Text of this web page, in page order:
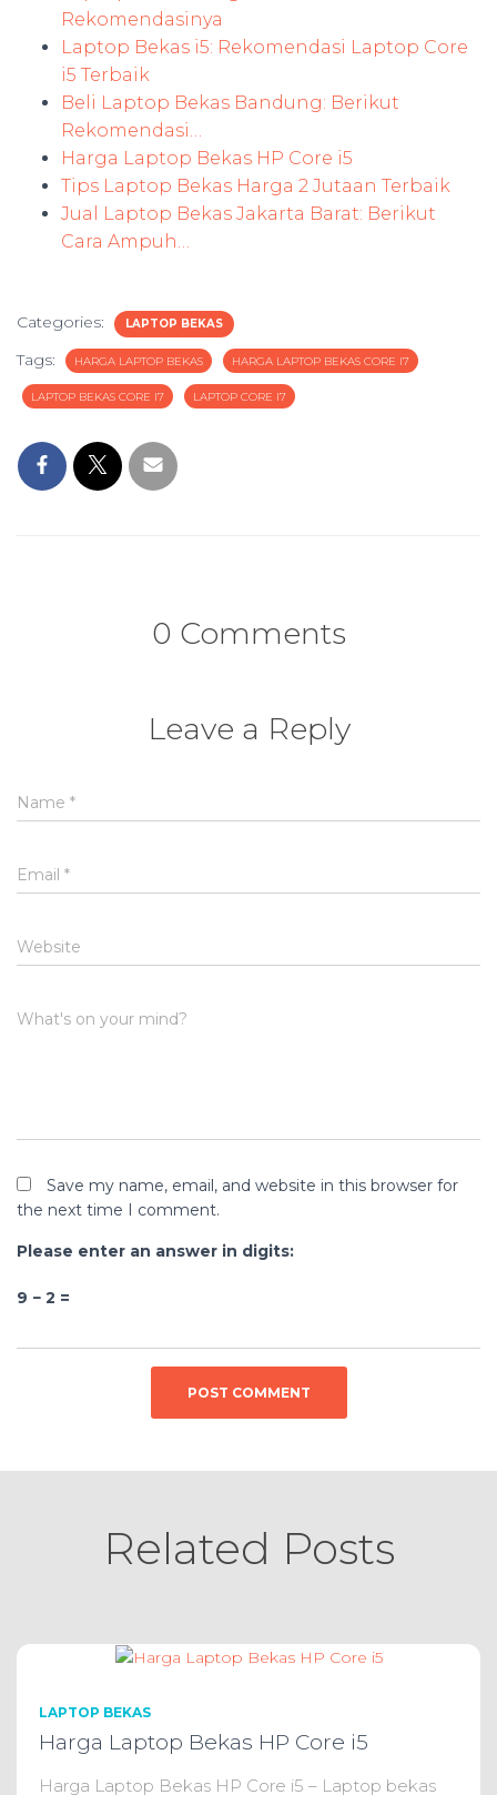
Rekomendasinya
Laptop Bekas i5: Rekomendasi Laptop Core
i5 Terbaik
Beli Laptop Bekas Bandung: Berikut
Rekomendasi…
Harga Laptop Bekas HP Core i5
Tips Laptop Bekas Harga 2 Jutaan Terbaik
Jual Laptop Bekas Jakarta Barat: Berikut
Cara Ampuh…
Categories: LAPTOP BEKAS
Tags: HARGA LAPTOP BEKAS HARGA LAPTOP BEKAS CORE I7
LAPTOP BEKAS CORE I7 LAPTOP CORE I7
0 Comments
Leave a Reply
Name *
Email *
Website
What's on your mind?
Save my name, email, and website in this browser for
the next time I comment.
Please enter an answer in digits:
9 − 2 =
Related Posts
LAPTOP BEKAS
Harga Laptop Bekas HP Core i5
Harga Laptop Bekas HP Core i5 – Laptop bekas